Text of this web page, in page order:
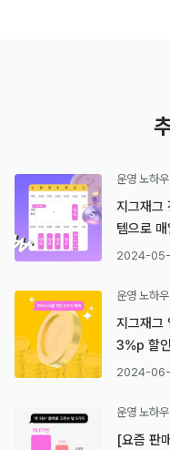
운영 노하우
지그재그
템으로
2024-05-
운영 노하우
지그재그
3%p 할
2024-
운영 노하우
[요즘 판